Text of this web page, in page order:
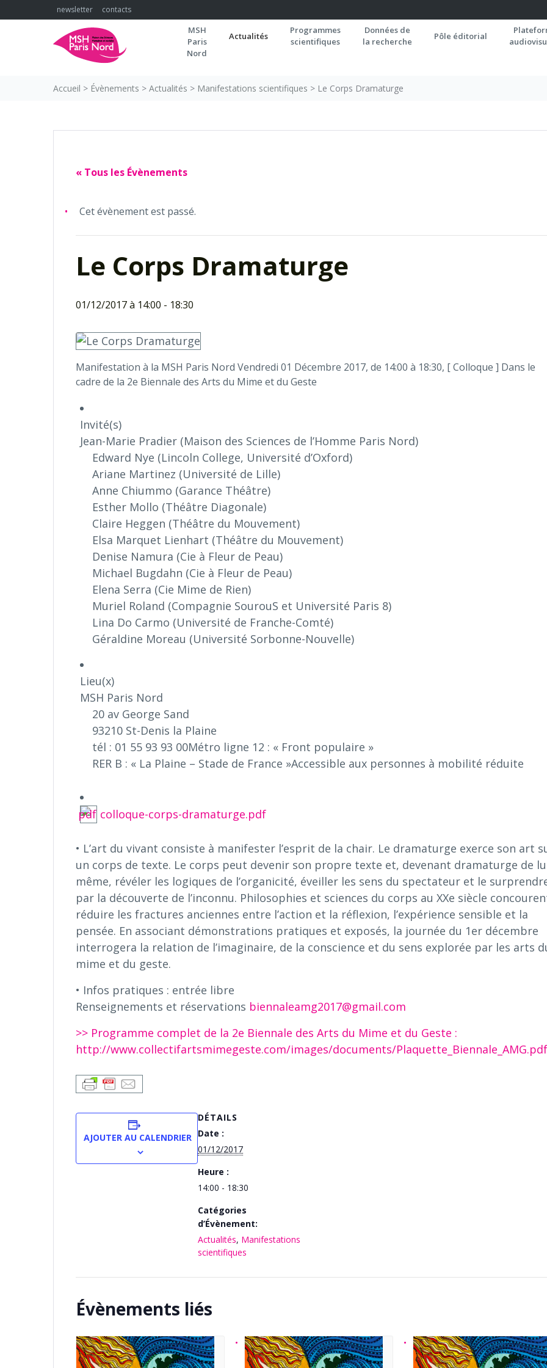
to
newsletter contacts
MSH
Paris
Nord
Actualités
Programmes
scientifiques
Données de
la recherche
Pôle éditorial
Accueil > Évènements > Actualités > Manifestations scientifiques > Le Corps Dramaturge
« Tous les Évènements
Cet évènement est passé.
Le Corps Dramaturge
01/12/2017 à 14:00 - 18:30
Manifestation à la MSH Paris Nord Vendredi 01 Décembre 2017, de 14:00 à 18:30, [ Colloque ] Dans le
cadre de la 2e Biennale des Arts du Mime et du Geste
Invité(s)
Jean-Marie Pradier (Maison des Sciences de l’Homme Paris Nord)
Edward Nye (Lincoln College, Université d’Oxford)
Ariane Martinez (Université de Lille)
Anne Chiummo (Garance Théâtre)
Esther Mollo (Théâtre Diagonale)
Claire Heggen (Théâtre du Mouvement)
Elsa Marquet Lienhart (Théâtre du Mouvement)
Denise Namura (Cie à Fleur de Peau)
Michael Bugdahn (Cie à Fleur de Peau)
Elena Serra (Cie Mime de Rien)
Muriel Roland (Compagnie SourouS et Université Paris 8)
Lina Do Carmo (Université de Franche-Comté)
Géraldine Moreau (Université Sorbonne-Nouvelle)
Lieu(x)
MSH Paris Nord
20 av George Sand
93210 St-Denis la Plaine
tél : 01 55 93 93 00Métro ligne 12 : « Front populaire »
RER B : « La Plaine – Stade de France »Accessible aux personnes à mobilité réduite
colloque-corps-dramaturge.pdf
• L’art du vivant consiste à manifester l’esprit de la chair. Le dramaturge exerce son art
un corps de texte. Le corps peut devenir son propre texte et, devenant dramaturge de
même, révéler les logiques de l’organicité, éveiller les sens du spectateur et le
par la découverte de l’inconnu. Philosophies et sciences du corps au XXe siècle
réduire les fractures anciennes entre l’action et la réflexion, l’expérience sensible et la
pensée. En associant démonstrations pratiques et exposés, la journée du 1er décembre
interrogera la relation de l’imaginaire, de la conscience et du sens explorée par les arts
mime et du geste.
• Infos pratiques : entrée libre
Renseignements et réservations biennaleamg2017@gmail.com
>> Programme complet de la 2e Biennale des Arts du Mime et du Geste :
http://www.collectifartsmimegeste.com/images/documents/Plaquette_Biennale_AMG.pdf
AJOUTER AU CALENDRIER
DÉTAILS
Date :
01/12/2017
Heure :
14:00 - 18:30
Catégories
d’Évènement:
Actualités, Manifestations
scientifiques
Évènements liés